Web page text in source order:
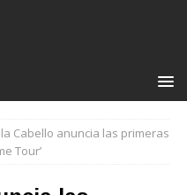
Cabello anuncia las primeras
Tour’